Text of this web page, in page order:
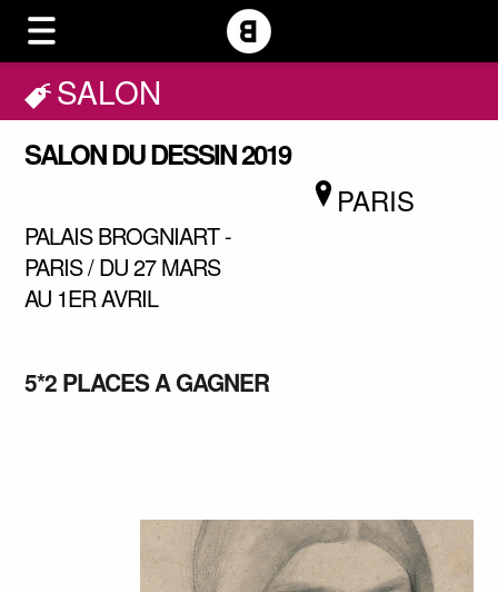
SALON
SALON DU DESSIN 2019
PARIS
PALAIS BROGNIART -
PARIS / DU 27 MARS
AU 1ER AVRIL
5*2 PLACES A GAGNER